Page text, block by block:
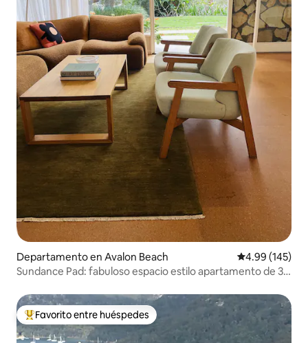
Departamento en Avalon Beach Calificación
4.99 (145)
Sundance Pad: fabuloso espacio estilo apartamento de 3
De los mejores en Favorito entre huéspedes
Favorito entre huéspedes